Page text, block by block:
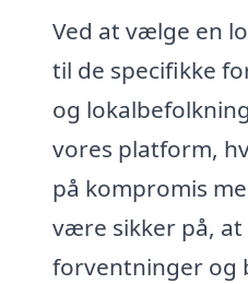
Ved at vælge en
til de specifikke
og
vores platform,
på kompromis
være sikker på,
forventninger og